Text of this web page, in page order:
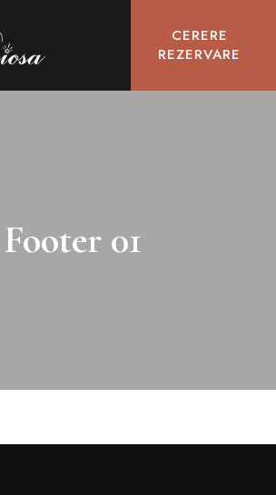
CERERE
REZERVARE
Footer 01